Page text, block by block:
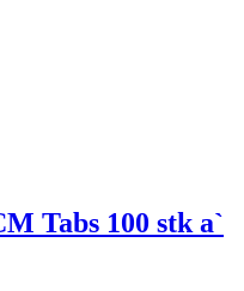
Tabs 100 stk a`